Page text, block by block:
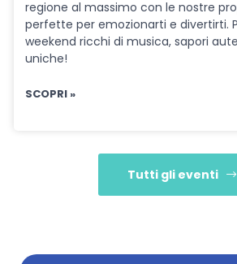
regione al massimo con le nostre
perfette per emozionarti e divertirti.
weekend ricchi di musica, sapori
uniche!
SCOPRI »
Tutti gli eventi